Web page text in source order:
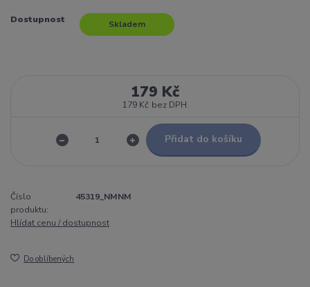
Dostupnost Skladem
179 Kč
179 Kč bez DPH
Přidat do košíku
Číslo
produktu:
45319_NMNM
Hlídat cenu / dostupnost
Do oblíbených